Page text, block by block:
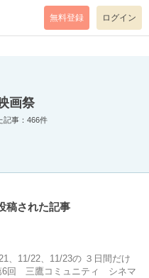
mode=return level=notice
無料登録 ログイン
画祭
記事：466件
稿された記事
、11/22、11/23の ３日間だけ
6回 三鷹コミュニティ シネマ